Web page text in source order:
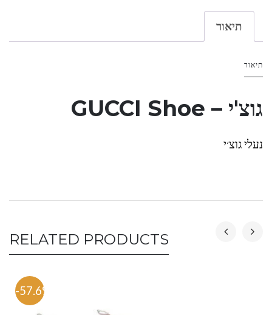
תיאור
תיאור
גוצ'י – GUCCI Shoe
נעלי גוצ׳י
RELATED PRODUCTS
-57.6%